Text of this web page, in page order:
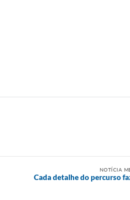
NOTÍCIA
Cada detalhe do percurso